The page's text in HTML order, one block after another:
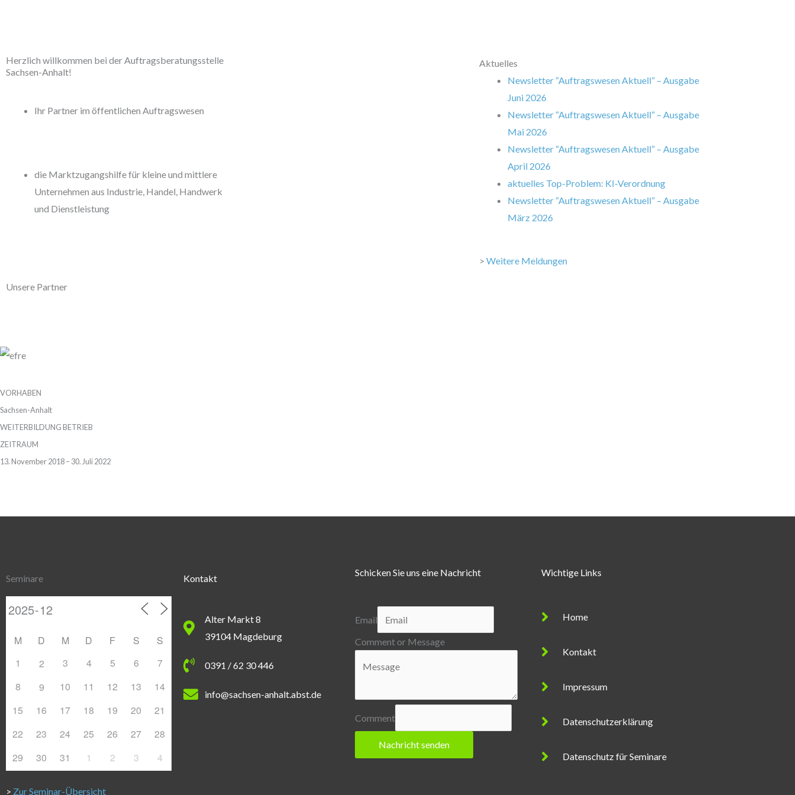
Herzlich willkommen bei der Auftragsberatungsstelle
Sachsen-Anhalt!
Ihr Partner im öffentlichen Auftragswesen
die Marktzugangshilfe für kleine und mittlere
Unternehmen aus Industrie, Handel, Handwerk
und Dienstleistung
Aktuelles
Newsletter “Auftragswesen Aktuell” – Ausgabe
Juni 2026
Newsletter “Auftragswesen Aktuell” – Ausgabe
Mai 2026
Newsletter “Auftragswesen Aktuell” – Ausgabe
April 2026
aktuelles Top-Problem: KI-Verordnung
Newsletter “Auftragswesen Aktuell” – Ausgabe
März 2026
> Weitere Meldungen
Unsere Partner
VORHABEN
Sachsen-Anhalt
WEITERBILDUNG BETRIEB
ZEITRAUM
13. November 2018 – 30. Juli 2022
Seminare
M D M D F S
S
1
2 3 4 5 6
7
8
9 10 11 12 13
14
15
16 17 18 19 20
21
22
23 24 25 26 27
28
29
30 31 1 2 3 4
> Zur Seminar-Übersicht
Kontakt
Alter Markt 8
39104 Magdeburg
0391 / 62 30 446
info@sachsen-anhalt.abst.de
Schicken Sie uns eine Nachricht
Email
Comment or Message
Comment
Nachricht senden
Wichtige Links
Home
Kontakt
Impressum
Datenschutzerklärung
Datenschutz für Seminare